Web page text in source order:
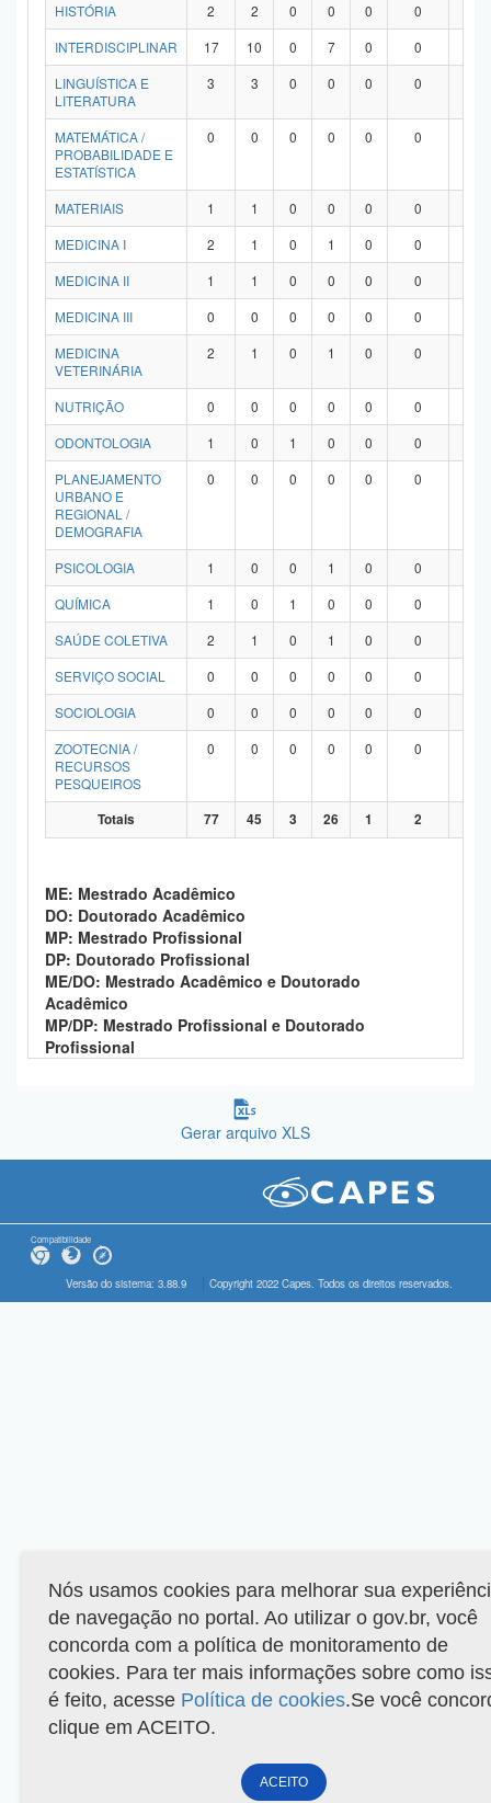
HISTÓRIA
2 2 0 0 0 0
INTERDISCIPLINAR
17 10 0 7 0 0
LINGUÍSTICA E
LITERATURA
3 3 0 0 0 0
MATEMÁTICA /
PROBABILIDADE E
ESTATÍSTICA
0 0 0 0 0 0
MATERIAIS 1 1 0 0 0 0
MEDICINA I
2 1 0 1 0 0
MEDICINA II
1 1 0 0 0 0
MEDICINA III
0 0 0 0 0 0
MEDICINA
VETERINÁRIA
2 1 0 1 0 0
NUTRIÇÃO 0 0 0 0 0 0
ODONTOLOGIA
1 0 1 0 0 0
PLANEJAMENTO
URBANO E
REGIONAL /
DEMOGRAFIA
0 0 0 0 0 0
PSICOLOGIA 1 0 0 1 0 0
QUÍMICA
1 0 1 0 0 0
SAÚDE COLETIVA
2 1 0 1 0 0
SERVIÇO SOCIAL
0 0 0 0 0 0
SOCIOLOGIA
0 0 0 0 0 0
ZOOTECNIA /
RECURSOS
PESQUEIROS
0 0 0 0 0 0
Totais 77 45 3 26 1 2
ME: Mestrado Acadêmico
DO: Doutorado Acadêmico
MP: Mestrado Profissional
DP: Doutorado Profissional
ME/DO: Mestrado Acadêmico e Doutorado
Acadêmico
MP/DP: Mestrado Profissional e Doutorado
Profissional
Gerar arquivo XLS
Compatibilidade
Versão do sistema: 3.88.9 Copyright 2022 Capes. Todos os direitos reservados.
Nós usamos cookies para melhorar sua
de navegação no portal. Ao utilizar o gov.br, você
concorda com a política de monitoramento de
cookies. Para ter mais informações sobre como
é feito, acesse Política de cookies.Se você
clique em ACEITO.
ACEITO